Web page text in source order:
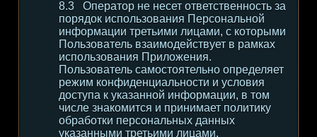
Оператор не несет ответственность за
порядок использования Персональной
информации третьими лицами, с которыми
Пользователь взаимодействует в рамках
использования Приложения.
Пользователь самостоятельно определяет
режим конфиденциальности и условия
доступа к указанной информации, в том
числе знакомится и принимает политику
обработки персональных данных
указанными третьими лицами.